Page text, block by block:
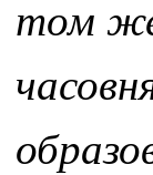
том же